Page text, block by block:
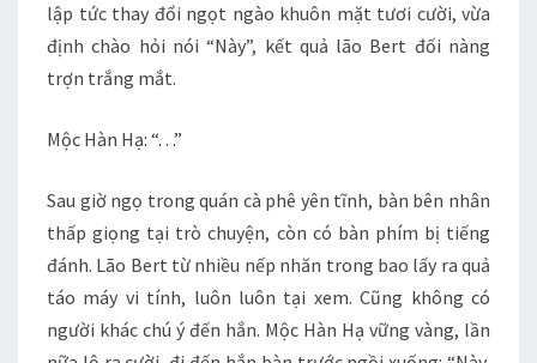
lập tức thay đổi ngọt ngào khuôn mặt tươi cười, vừa
định chào hỏi nói “Này”, kết quả lão Bert đối nàng
trợn trắng mắt.
Mộc Hàn Hạ: “. . .”
Sau giờ ngọ trong quán cà phê yên tĩnh, bàn bên nhân
thấp giọng tại trò chuyện, còn có bàn phím bị tiếng
đánh. Lão Bert từ nhiều nếp nhăn trong bao lấy ra quả
táo máy vi tính, luôn luôn tại xem. Cũng không có
người khác chú ý đến hắn. Mộc Hàn Hạ vững vàng, lần